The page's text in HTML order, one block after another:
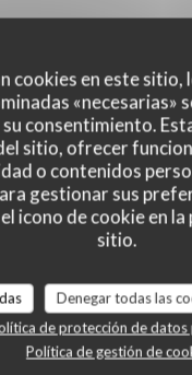
cookies en este sitio,
consentimiento.
sitio, ofrecer
o contenidos
gestionar sus
icono de cookie en
sitio.
Denegar todas las
de protección de datos
Política de gestión de
L'équipe